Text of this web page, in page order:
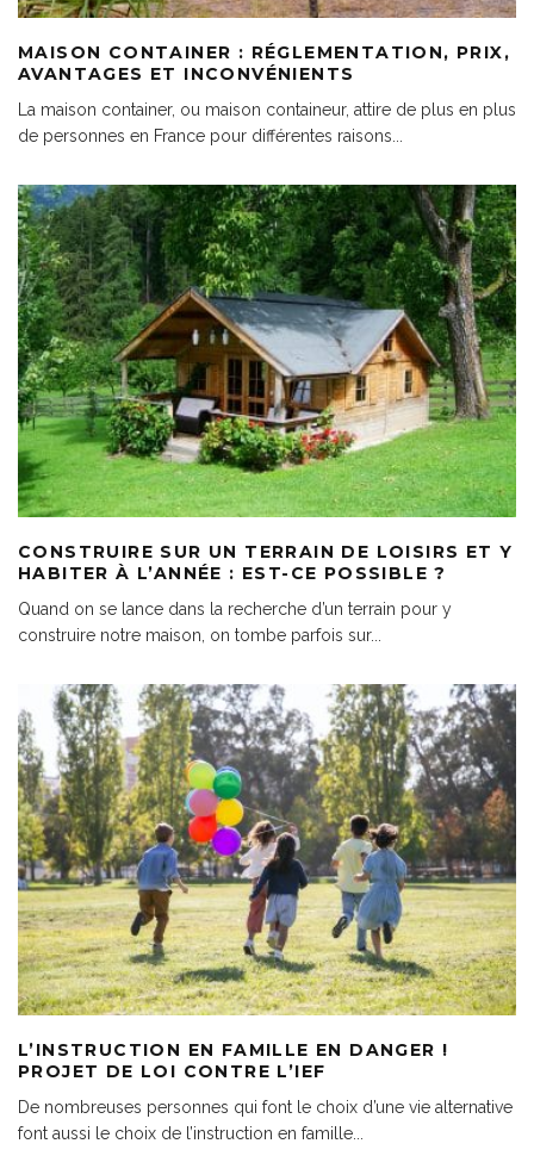
MAISON CONTAINER : RÉGLEMENTATION, PRIX,
AVANTAGES ET INCONVÉNIENTS
La maison container, ou maison containeur, attire de plus en plus
de personnes en France pour différentes raisons
CONSTRUIRE SUR UN TERRAIN DE LOISIRS ET Y
HABITER À L’ANNÉE : EST-CE POSSIBLE ?
Quand on se lance dans la recherche d’un terrain pour y
construire notre maison, on tombe parfois sur...
L’INSTRUCTION EN FAMILLE EN DANGER !
PROJET DE LOI CONTRE L’IEF
De nombreuses personnes qui font le choix d’une vie alternative
font aussi le choix de l’instruction en famille...